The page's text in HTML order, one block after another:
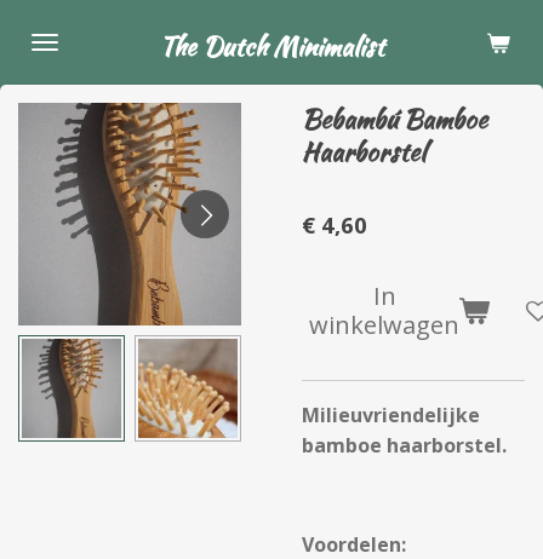
direct
naar
hoofdinhoud
The Dutch Minimalist
Bebambú Bamboe
Haarborstel
€ 4,60
In
winkelwagen
Milieuvriendelijke
bamboe haarborstel.
Voordelen: